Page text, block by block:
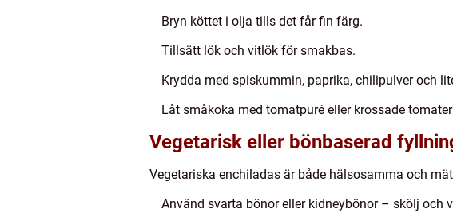
Bryn köttet i olja tills det får fin färg.
Tillsätt lök och vitlök för smakbas.
Krydda med spiskummin, paprika, chilipulver och
Låt småkoka med tomatpuré eller krossade
Vegetarisk eller bönbaserad
Vegetariska enchiladas är både hälsosamma och
Använd svarta bönor eller kidneybönor – skölj och